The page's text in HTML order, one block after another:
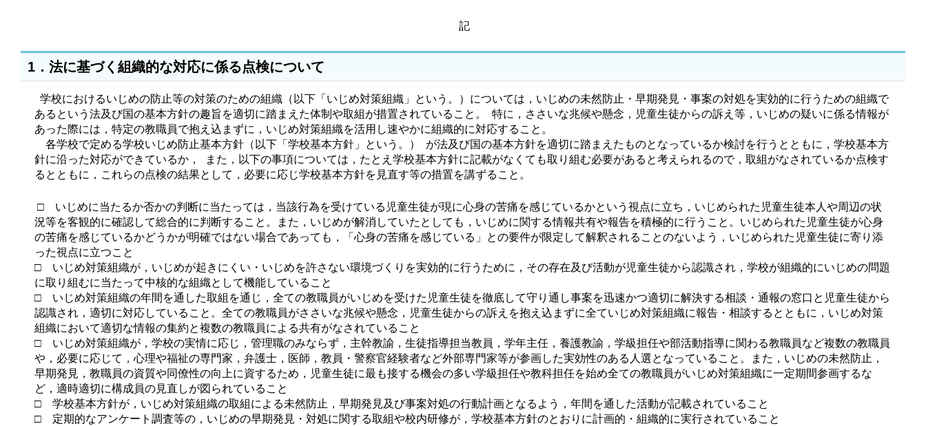
記
1．法に基づく組織的な対応に係る点検について
学校におけるいじめの防止等の対策のための組織（以下「いじめ対策組織」という。）については，いじめの未然防止・早期発見・事案の対処を実効的に行うための組織で
あるという法及び国の基本方針の趣旨を適切に踏まえた体制や取組が措置されていること。 特に，ささいな兆候や懸念，児童生徒からの訴え等，いじめの疑いに係る情報が
あった際には，特定の教職員で抱え込まずに，いじめ対策組織を活用し速やかに組織的に対応すること。
各学校で定める学校いじめ防止基本方針（以下「学校基本方針」という。） が法及び国の基本方針を適切に踏まえたものとなっているか検討を行うとともに，学校基本方
針に沿った対応ができているか， また，以下の事項については，たとえ学校基本方針に記載がなくても取り組む必要があると考えられるので，取組がなされているか点検す
るとともに，これらの点検の結果として，必要に応じ学校基本方針を見直す等の措置を講ずること。
□ いじめに当たるか否かの判断に当たっては，当該行為を受けている児童生徒が現に心身の苦痛を感じているかという視点に立ち，いじめられた児童生徒本人や周辺の状
況等を客観的に確認して総合的に判断すること。また，いじめが解消していたとしても，いじめに関する情報共有や報告を積極的に行うこと。いじめられた児童生徒が心身
の苦痛を感じているかどうかが明確ではない場合であっても，「心身の苦痛を感じている」との要件が限定して解釈されることのないよう，いじめられた児童生徒に寄り添
った視点に立つこと
□ いじめ対策組織が，いじめが起きにくい・いじめを許さない環境づくりを実効的に行うために，その存在及び活動が児童生徒から認識され，学校が組織的にいじめの問題
に取り組むに当たって中核的な組織として機能していること
□ いじめ対策組織の年間を通した取組を通じ，全ての教職員がいじめを受けた児童生徒を徹底して守り通し事案を迅速かつ適切に解決する相談・通報の窓口と児童生徒から
認識され，適切に対応していること。全ての教職員がささいな兆候や懸念，児童生徒からの訴えを抱え込まずに全ていじめ対策組織に報告・相談するとともに，いじめ対策
組織において適切な情報の集約と複数の教職員による共有がなされていること
□ いじめ対策組織が，学校の実情に応じ，管理職のみならず，主幹教諭，生徒指導担当教員，学年主任，養護教諭，学級担任や部活動指導に関わる教職員など複数の教職員
や，必要に応じて，心理や福祉の専門家，弁護士，医師，教員・警察官経験者など外部専門家等が参画した実効性のある人選となっていること。また，いじめの未然防止，
早期発見，教職員の資質や同僚性の向上に資するため，児童生徒に最も接する機会の多い学級担任や教科担任を始め全ての教職員がいじめ対策組織に一定期間参画するな
ど，適時適切に構成員の見直しが図られていること
□ 学校基本方針が，いじめ対策組織の取組による未然防止，早期発見及び事案対処の行動計画となるよう，年間を通した活動が記載されていること
□ 定期的なアンケート調査等の，いじめの早期発見・対処に関する取組や校内研修が，学校基本方針のとおりに計画的・組織的に実行されていること